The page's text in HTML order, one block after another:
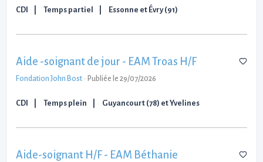
CDI Temps partiel Essonne et Évry (91)
Aide -soignant de jour - EAM Troas H/F
Fondation John Bost - Publiée le 29/07/2026
CDI Temps plein Guyancourt (78) et Yvelines
Aide-soignant H/F - EAM Béthanie